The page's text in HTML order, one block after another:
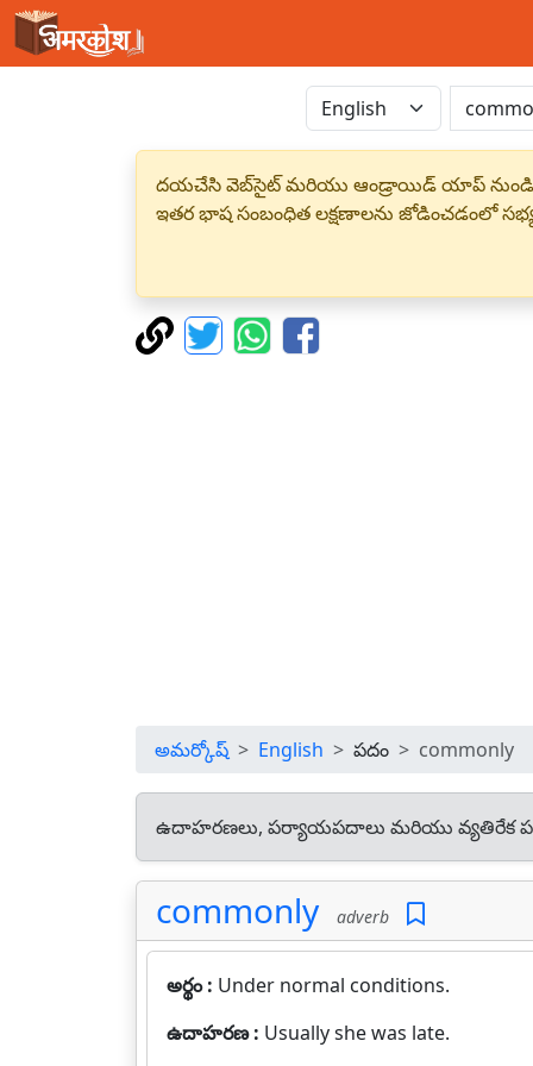
దయచేసి వెబ్‌సైట్ మరియు ఆండ్రాయిడ్ యాప్ నుండి
ఇతర భాష సంబంధిత లక్షణాలను జోడించడంలో
అమర్కోష్ English పదం commonly
ఉదాహరణలు, పర్యాయపదాలు మరియు వ్యతిరేక
commonly adverb
అర్థం : Under normal conditions.
ఉదాహరణ : Usually she was late.